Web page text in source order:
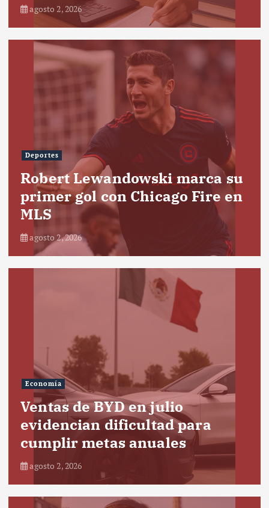
agosto 2, 2026
Deportes
Robert Lewandowski marca su
primer gol con Chicago Fire en
MLS
agosto 2, 2026
Economía
Ventas de BYD en julio
evidencian dificultad para
cumplir metas anuales
agosto 2, 2026